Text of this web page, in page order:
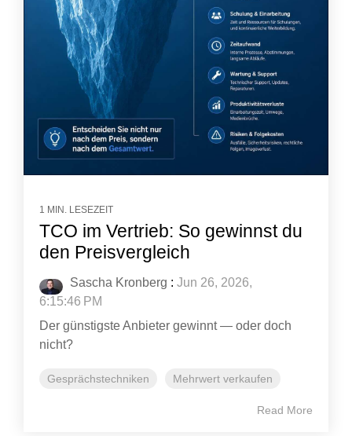
1 MIN. LESEZEIT
TCO im Vertrieb: So gewinnst du
den Preisvergleich
Sascha Kronberg : Jun 26, 2026,
6:15:46 PM
Der günstigste Anbieter gewinnt — oder doch
nicht?
Gesprächstechniken Mehrwert verkaufen
Read More